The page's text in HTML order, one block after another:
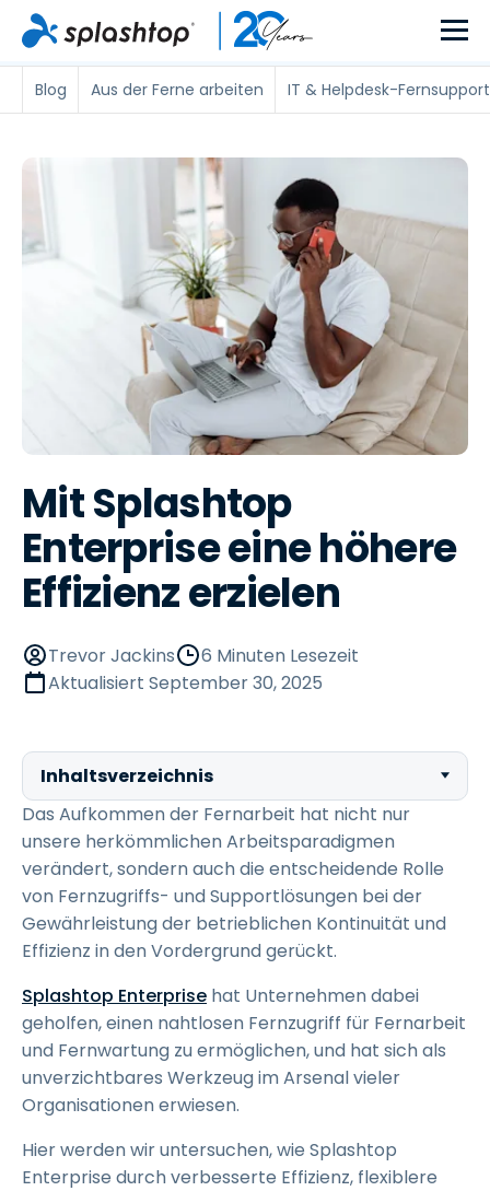
Blog Aus der Ferne arbeiten IT & Helpdesk-Fernsupport
Mit Splashtop
Enterprise eine höhere
Effizienz erzielen
Trevor Jackins
6 Minuten Lesezeit
Aktualisiert September 30, 2025
Inhaltsverzeichnis
Das Aufkommen der Fernarbeit hat nicht nur
unsere herkömmlichen Arbeitsparadigmen
verändert, sondern auch die entscheidende Rolle
von Fernzugriffs- und Supportlösungen bei der
Gewährleistung der betrieblichen Kontinuität und
Effizienz in den Vordergrund gerückt.
Splashtop Enterprise hat Unternehmen dabei
geholfen, einen nahtlosen Fernzugriff für Fernarbeit
und Fernwartung zu ermöglichen, und hat sich als
unverzichtbares Werkzeug im Arsenal vieler
Organisationen erwiesen.
Hier werden wir untersuchen, wie Splashtop
Enterprise durch verbesserte Effizienz, flexiblere